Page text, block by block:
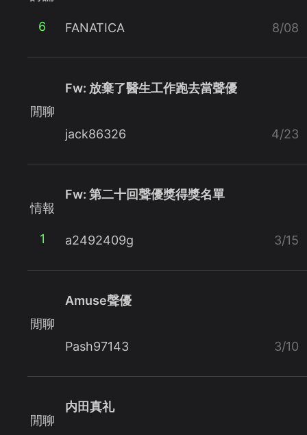
6 FANATICA 8/08
閒聊
Fw: 放棄了醫生工作跑去當聲優
jack86326 4/23
情報
1
Fw: 第二十回聲優獎得獎名單
a2492409g 3/15
閒聊
Amuse聲優
Pash97143 3/10
閒聊
内田真礼